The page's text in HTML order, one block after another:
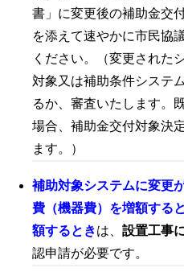
書」に変更後の補助金交
を添えて速やかに市民協
ください。（変更された
対象又は補助条件システ
るか、審査いたします。
場合、補助金交付対象決
ます。）
補助対象システムに変更
費（機器費）を増額する
額するときは、 設置工事
認申請が必要です。